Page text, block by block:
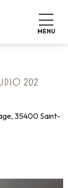
MENU
202
35400 Saint-